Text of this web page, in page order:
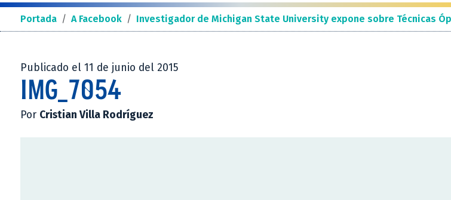
Portada / A Facebook / Investigador de Michigan State University expone sobre Técnicas
Publicado el 11 de junio del 2015
IMG_7054
Por Cristian Villa Rodríguez